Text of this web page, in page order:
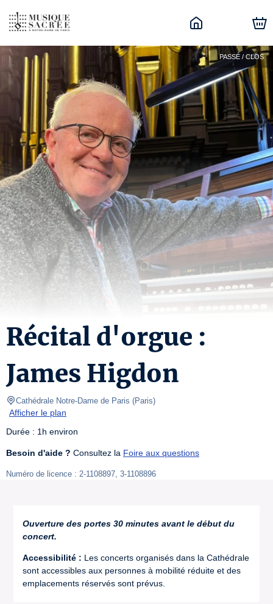
PASSÉ / CLOS
Récital d'orgue :
James Higdon
Cathédrale Notre-Dame de Paris (Paris)
Afficher le plan
Durée : 1h environ
Besoin d'aide ? Consultez la Foire aux questions
Numéro de licence : 2-1108897, 3-1108896
Ouverture des portes 30 minutes avant le début du
concert.
Accessibilité : Les concerts organisés dans la Cathédrale
sont accessibles aux personnes à mobilité réduite et des
emplacements réservés sont prévus.